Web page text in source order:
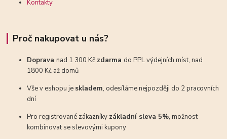
Kontakty
Proč nakupovat u nás?
Dopravanad 1 300 Kč zdarma do PPL výdejních míst, nad
1800 Kč až domů
Vše v eshopu je skladem, odesíláme nejpozději do 2 pracovních
dní
Pro registrované zákazníky základní sleva 5%, možnost
kombinovat se slevovými kupony